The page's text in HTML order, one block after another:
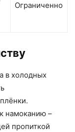
Ограниченно
в холодных
намоканию –
пропиткой